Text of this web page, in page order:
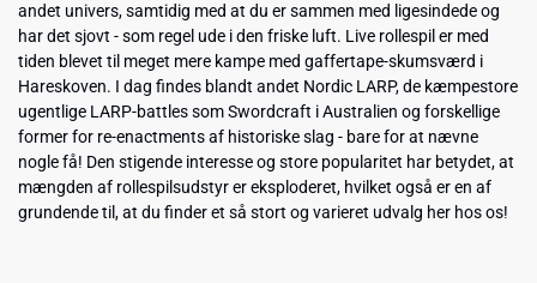
andet univers, samtidig med at du er sammen med ligesindede og
har det sjovt - som regel ude i den friske luft. Live rollespil er med
tiden blevet til meget mere kampe med gaffertape-skumsværd i
Hareskoven. I dag findes blandt andet Nordic LARP, de kæmpestore
ugentlige LARP-battles som Swordcraft i Australien og forskellige
former for re-enactments af historiske slag - bare for at nævne
nogle få! Den stigende interesse og store popularitet har betydet, at
mængden af rollespilsudstyr er eksploderet, hvilket også er en af
grundende til, at du finder et så stort og varieret udvalg her hos os!